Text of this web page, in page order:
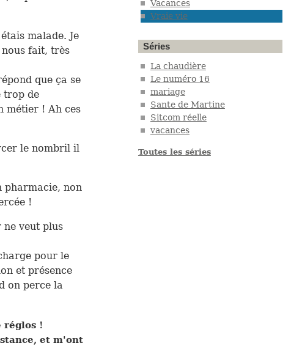
malade. Je
fait, très
que ça se
trop de
métier ! Ah ces
le nombril il
pharmacie, non
!
ne veut plus
pour le
et présence
on perce la
réglos !
et m'ont
Vacances
Vraie vie
Séries
La chaudière
Le numéro 16
mariage
Sante de Martine
Sitcom réelle
vacances
Toutes les séries